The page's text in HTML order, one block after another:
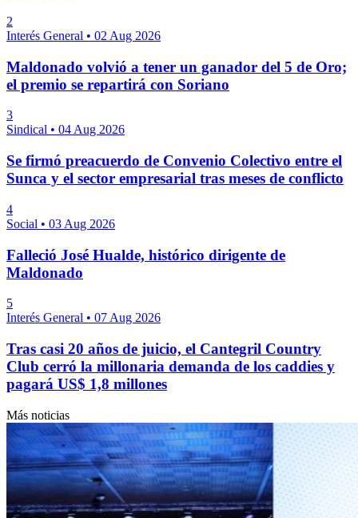
2
Interés General • 02 Aug 2026
Maldonado volvió a tener un ganador del 5 de Oro;
el premio se repartirá con Soriano
3
Sindical • 04 Aug 2026
Se firmó preacuerdo de Convenio Colectivo entre el
Sunca y el sector empresarial tras meses de conflicto
4
Social • 03 Aug 2026
Falleció José Hualde, histórico dirigente de
Maldonado
5
Interés General • 07 Aug 2026
Tras casi 20 años de juicio, el Cantegril Country
Club cerró la millonaria demanda de los caddies y
pagará US$ 1,8 millones
Más noticias